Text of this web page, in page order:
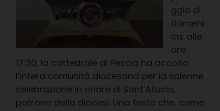
ggio di
domeni
ca, alle
ore
17:30, la cattedrale di Pescia ha accolto
l’intera comunità diocesana per la solenne
celebrazione in onore di Sant’Allucio,
patrono della diocesi. Una festa che, come